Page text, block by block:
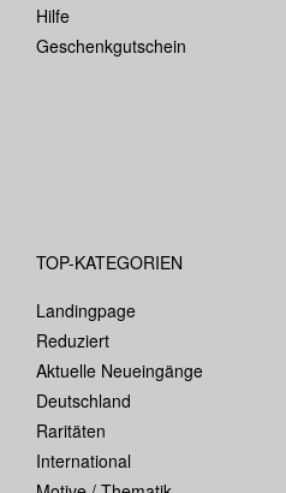
Hilfe
Geschenkgutschein
TOP-KATEGORIEN
Landingpage
Reduziert
Aktuelle Neueingänge
Deutschland
Raritäten
International